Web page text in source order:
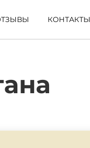
КОНТАКТЫ